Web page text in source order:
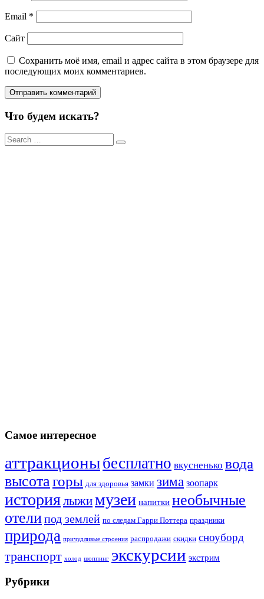
Email *
Сайт
Сохранить моё имя, email и адрес сайта в этом браузере для
последующих моих комментариев.
Что будем искать?
Результаты
поиска
Самое интересное
аттракционыбесплатно вкусненько вода
высота горы для здоровья замки зима зоопарк
историялыжимузеи напитки необычные
отелипод землей по следам Гарри Поттера праздники
природа причудливые строения распродажи скидки сноуборд
транспорт холод шоппинг экскурсии экстрим
Рубрики